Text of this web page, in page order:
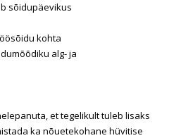
sõidupäevikus
kohta
alg- ja
et tegelikult tuleb lisaks
ka nõuetekohane hüvitise